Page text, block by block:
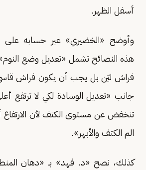
أسفل الظهر.
وأوضح «الخضيري» عبر حسابه
هذه النصائح تشمل «تعديل وضع
فراش ليّن بل يجب أن يكون فراش
جانب «تعديل الوسادة لكي لا ترتفع
تنخفض عن مستوى الكتف لأن
الم الكتف والأبهر».
كذلك، نصح «د. فهد» بـ «دهان